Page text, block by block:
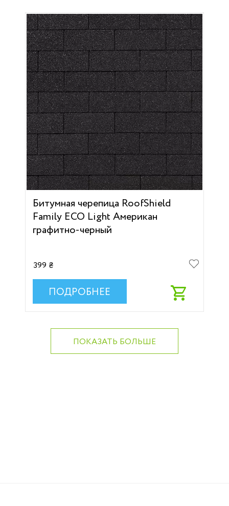
Битумная черепица RoofShield
Family ECO Light Американ
графитно-черный
399 ₴
ПОДРОБНЕЕ
ПОКАЗАТЬ БОЛЬШЕ